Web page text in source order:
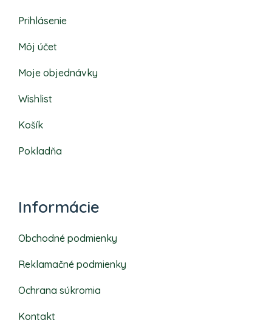
Prihlásenie
Môj účet
Moje objednávky
Wishlist
Košík
Pokladňa
Informácie
Obchodné podmienky
Reklamačné podmienky
Ochrana súkromia
Kontakt